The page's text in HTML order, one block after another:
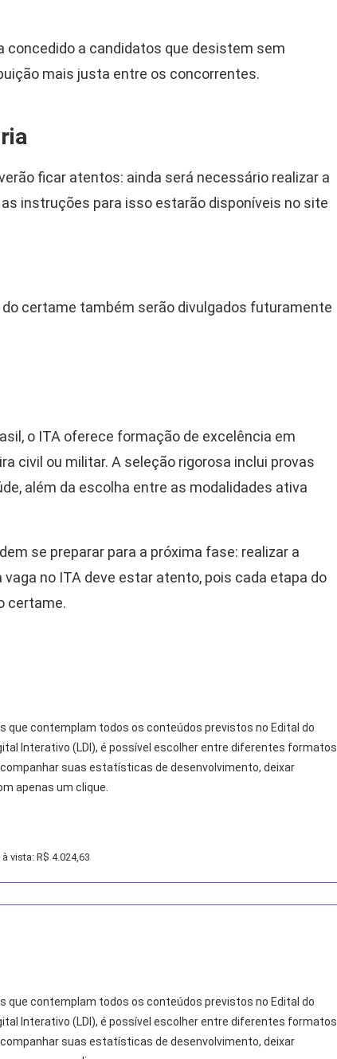
concedido a candidatos que desistem sem
mais justa entre os concorrentes.
ficar atentos: ainda será necessário realizar a
instruções para isso estarão disponíveis no site
certame também serão divulgados futuramente
o ITA oferece formação de excelência em
civil ou militar. A seleção rigorosa inclui provas
além da escolha entre as modalidades ativa
se preparar para a próxima fase: realizar a
no ITA deve estar atento, pois cada etapa do
certame.
contemplam todos os conteúdos previstos no Edital do
Interativo (LDI), é possível escolher entre diferentes formatos
suas estatísticas de desenvolvimento, deixar
apenas um clique.
vista: R$ 4.024,63
contemplam todos os conteúdos previstos no Edital do
Interativo (LDI), é possível escolher entre diferentes formatos
suas estatísticas de desenvolvimento, deixar